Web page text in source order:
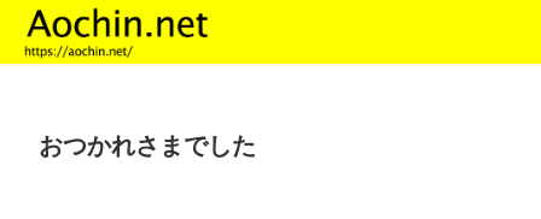
おつかれさまでした